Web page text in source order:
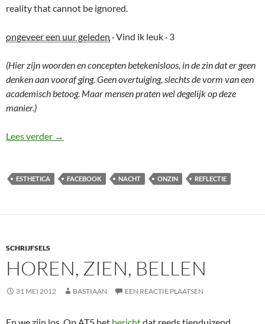
reality that cannot be ignored.
ongeveer een uur geleden · Vind ik leuk · 3
(Hier zijn woorden en concepten betekenisloos, in de zin dat er geen
denken aan vooraf ging. Geen overtuiging, slechts de vorm van een
academisch betoog. Maar mensen praten wel degelijk op deze
manier.)
Lees verder I was joking, but I turned out to be serious
→
ESTHETICA FACEBOOK NACHT ONZIN REFLECTIE
SCHRIJFSELS
HOREN, ZIEN, BELLEN
31 MEI 2012 BASTIAAN EEN REACTIE PLAATSEN